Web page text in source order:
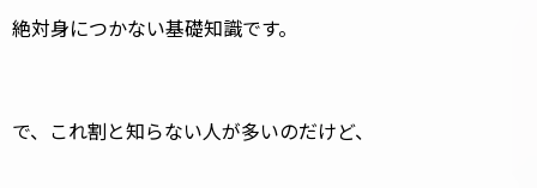
絶対身につかない基礎知識です。
で、これ割と知らない人が多いのだけど、